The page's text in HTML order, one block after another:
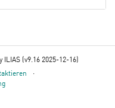
ILIAS (v9.16 2025-12-16)